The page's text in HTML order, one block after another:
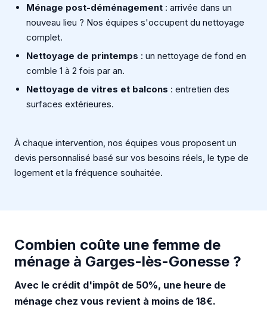
Ménage post-déménagement : arrivée dans un
nouveau lieu ? Nos équipes s'occupent du nettoyage
complet.
Nettoyage de printemps : un nettoyage de fond en
comble 1 à 2 fois par an.
Nettoyage de vitres et balcons : entretien des
surfaces extérieures.
À chaque intervention, nos équipes vous proposent un
devis personnalisé basé sur vos besoins réels, le type de
logement et la fréquence souhaitée.
Combien coûte une femme de
ménage à Garges-lès-Gonesse ?
Avec le crédit d'impôt de 50%, une heure de
ménage chez vous revient à moins de 18€.